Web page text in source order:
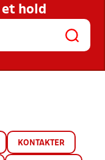
OG
hold
KONTAKTER